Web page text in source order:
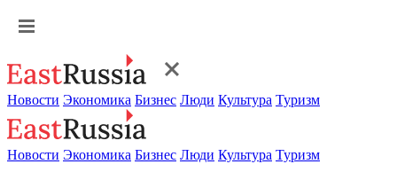
Новости Экономика Бизнес Люди Культура Туризм
Новости Экономика Бизнес Люди Культура Туризм